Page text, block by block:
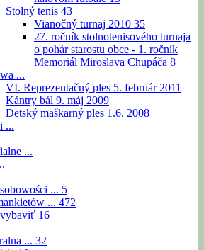
Stolný tenis 43
Vianočný turnaj 2010 35
27. ročník stolnotenisového turnaja
o pohár starostu obce - 1. ročník
Memoriál Miroslava Chupáča 8
...
VI. Reprezentačný ples 5. február 2011
Kántry bál 9. máj 2009
Detský maškarný ples 1.6. 2008
...
...
... 5
... 472
16
... 32